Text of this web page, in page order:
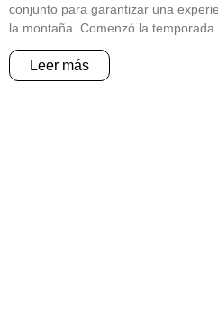
conjunto para garantizar una
la montaña. Comenzó la temporada
Leer más